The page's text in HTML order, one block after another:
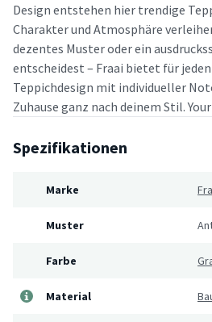
Design entstehen hier trendige
Charakter und Atmosphäre
dezentes Muster oder ein
entscheidest – Fraai bietet für
Teppichdesign mit individueller
Zuhause ganz nach deinem Stil.
Spezifikationen
Marke
Muster
Farbe
Material